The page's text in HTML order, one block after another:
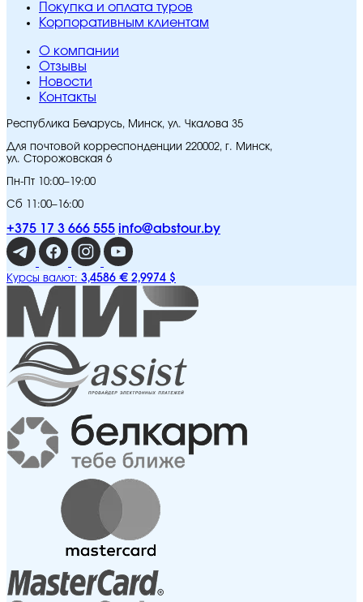
Покупка и оплата туров
Корпоративным клиентам
O компании
Отзывы
Новости
Контакты
Республика Беларусь, Минск, ул. Чкалова 35
Для почтовой корреспонденции 220002, г. Минск,
ул. Сторожовская 6
Пн-Пт 10:00–19:00
Сб 11:00–16:00
+375 17 3 666 555 info@abstour.by
Курсы валют: 3,4586 € 2,9974 $